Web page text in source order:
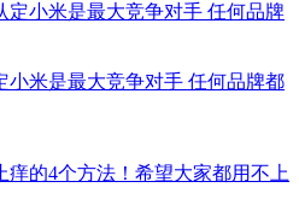
小米是最大竞争对手 任何品牌都